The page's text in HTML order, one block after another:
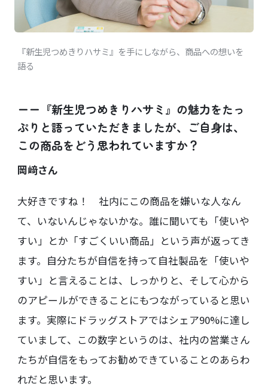
『新生児つめきりハサミ』を手にしながら、商品への想いを
語る
ーー『新生児つめきりハサミ』の魅力をたっ
ぷりと語っていただきましたが、ご自身は、
この商品をどう思われていますか？
岡﨑さん
大好きですね！ 社内にこの商品を嫌いな人なん
て、いないんじゃないかな。誰に聞いても「使いや
すい」とか「すごくいい商品」という声が返ってき
ます。自分たちが自信を持って自社製品を「使いや
すい」と言えることは、しっかりと、そして心から
のアピールができることにもつながっていると思い
ます。実際にドラッグストアではシェア90%に達し
ていまして、この数字というのは、社内の営業さん
たちが自信をもってお勧めできていることのあらわ
れだと思います。